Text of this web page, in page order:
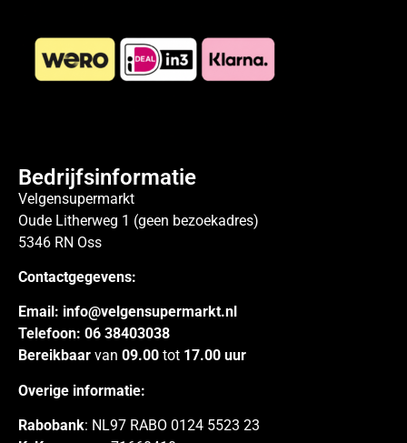
Bedrijfsinformatie
Velgensupermarkt
Oude Litherweg 1 (geen bezoekadres)
5346 RN Oss
Contactgegevens:
Email: info@velgensupermarkt.nl
Telefoon: 06 38403038
Bereikbaar van 09.00 tot 17.00 uur
Overige informatie:
Rabobank: NL97 RABO 0124 5523 23